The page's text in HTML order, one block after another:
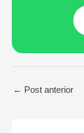
← Post anterior